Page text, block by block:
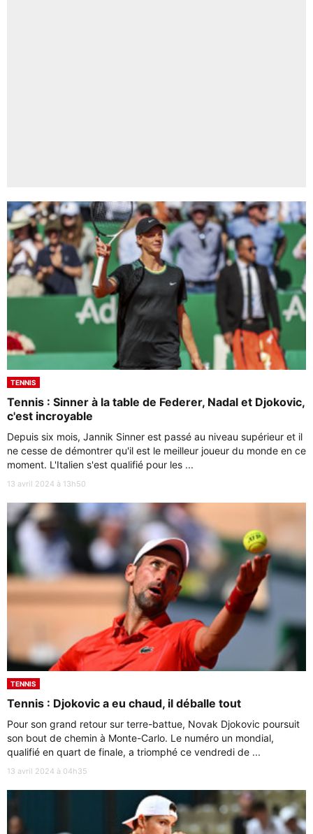
TENNIS
Tennis : Sinner à la table de Federer, Nadal et Djokovic,
c'est incroyable
Depuis six mois, Jannik Sinner est passé au niveau supérieur et il
ne cesse de démontrer qu'il est le meilleur joueur du monde en ce
moment. L'Italien s'est qualifié pour les ...
13 avril 2024 à 13h50
TENNIS
Tennis : Djokovic a eu chaud, il déballe tout
Pour son grand retour sur terre-battue, Novak Djokovic poursuit
son bout de chemin à Monte-Carlo. Le numéro un mondial,
qualifié en quart de finale, a triomphé ce vendredi de ...
13 avril 2024 à 04h35